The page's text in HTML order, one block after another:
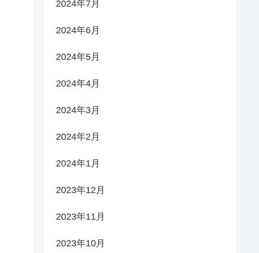
2024年7月
2024年6月
2024年5月
2024年4月
2024年3月
2024年2月
2024年1月
2023年12月
2023年11月
2023年10月